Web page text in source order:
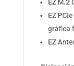
EZ M.2
EZ
gráfica
EZ